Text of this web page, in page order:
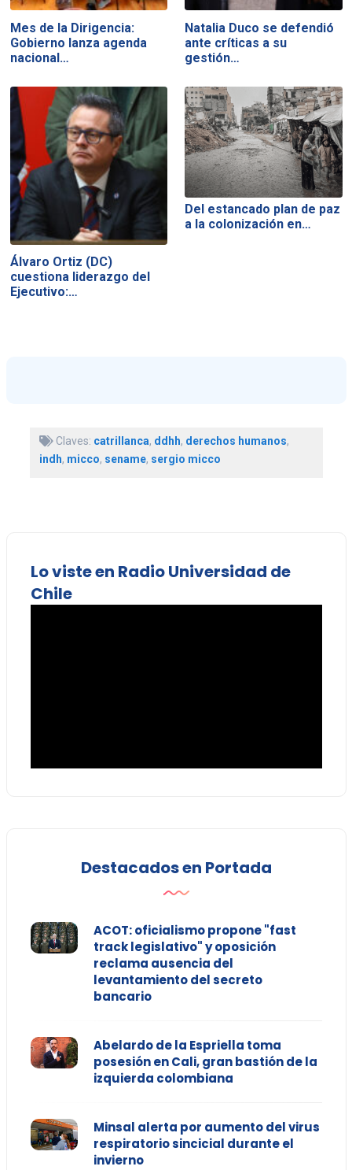
Mes de la Dirigencia:
Gobierno lanza agenda
nacional…
Natalia Duco se defendió
ante críticas a su
gestión…
Álvaro Ortiz (DC)
cuestiona liderazgo del
Ejecutivo:…
Del estancado plan de paz
a la colonización en…
Claves: catrillanca, ddhh, derechos humanos,
indh, micco, sename, sergio micco
Lo viste en Radio Universidad de
Chile
Destacados en Portada
ACOT: oficialismo propone "fast
track legislativo" y oposición
reclama ausencia del
levantamiento del secreto
bancario
Abelardo de la Espriella toma
posesión en Cali, gran bastión de la
izquierda colombiana
Minsal alerta por aumento del virus
respiratorio sincicial durante el
invierno